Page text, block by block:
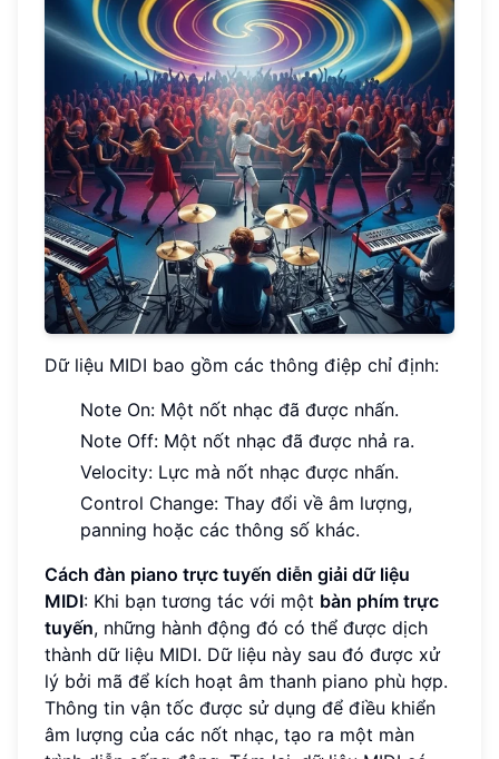
Dữ liệu MIDI bao gồm các thông điệp chỉ định:
Note On: Một nốt nhạc đã được nhấn.
Note Off: Một nốt nhạc đã được nhả ra.
Velocity: Lực mà nốt nhạc được nhấn.
Control Change: Thay đổi về âm lượng,
panning hoặc các thông số khác.
Cách đàn piano trực tuyến diễn giải dữ liệu
MIDI: Khi bạn tương tác với một bàn phím trực
tuyến, những hành động đó có thể được dịch
thành dữ liệu MIDI. Dữ liệu này sau đó được xử
lý bởi mã để kích hoạt âm thanh piano phù hợp.
Thông tin vận tốc được sử dụng để điều khiển
âm lượng của các nốt nhạc, tạo ra một màn